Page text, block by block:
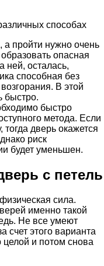
способах
а пройти нужно очень
опасная
ней, осталась,
способная без
В этой
быстро.
быстро
метода. Если
дверь окажется
риск
будет уменьшен.
с петель
сила.
именно такой
Не все умеют
счет этого варианта
целой и потом снова